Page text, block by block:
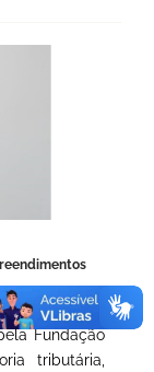
UFMG e
Fundação
tributária,